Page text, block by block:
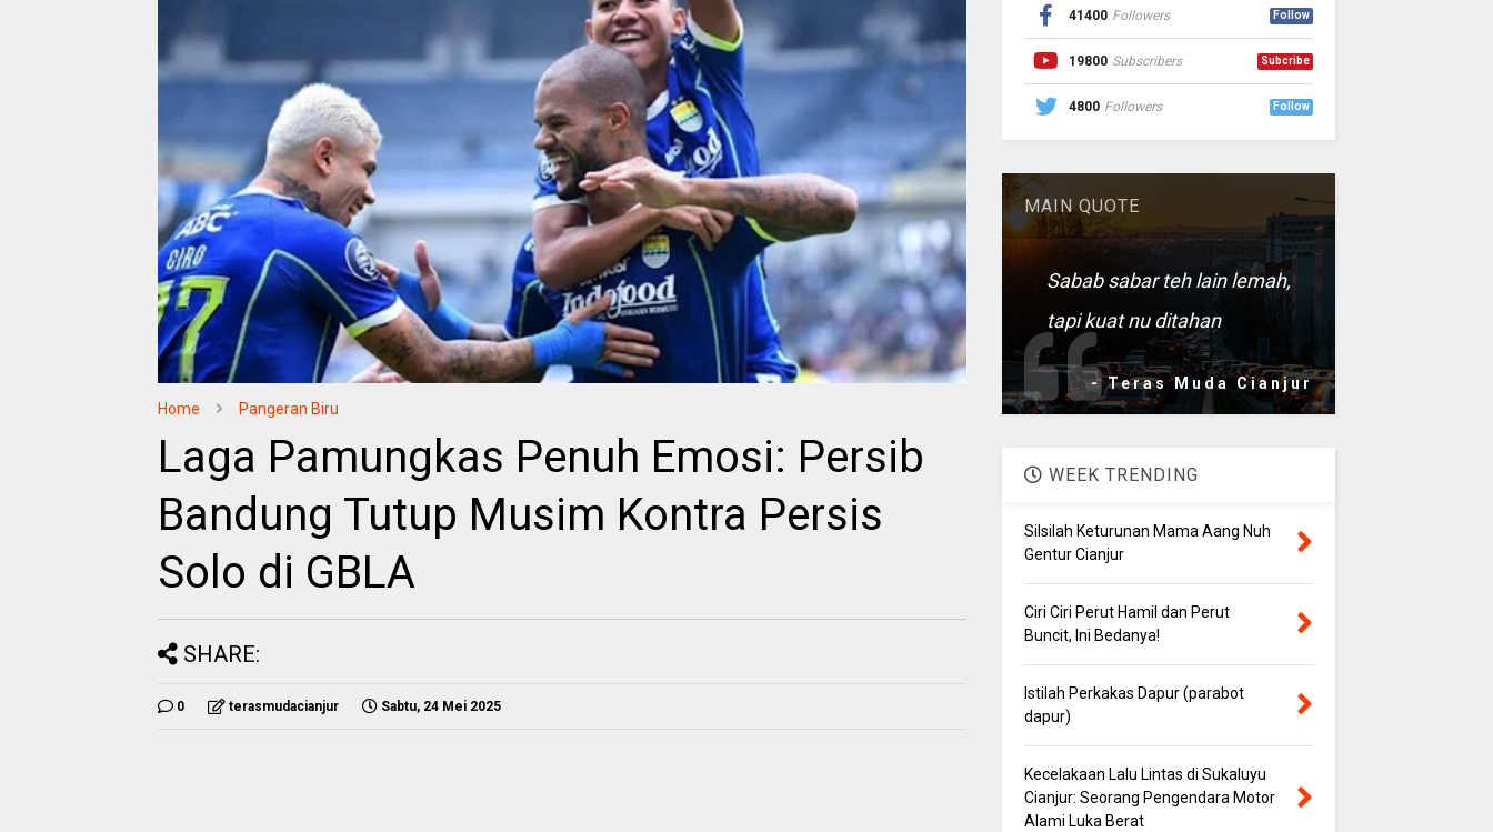
Home Pangeran Biru
Laga Pamungkas Penuh Emosi: Persib
Bandung Tutup Musim Kontra Persis
Solo di GBLA
SHARE:
0 terasmudacianjur Sabtu, 24 Mei 2025
41400 Followers Follow
19800 Subscribers Subcribe
4800 Followers Follow
MAIN QUOTE
Sabab sabar teh lain lemah,
tapi kuat nu ditahan
- Teras Muda Cianjur
WEEK TRENDING
Silsilah Keturunan Mama Aang Nuh
Gentur Cianjur
Ciri Ciri Perut Hamil dan Perut
Buncit, Ini Bedanya!
Istilah Perkakas Dapur (parabot
dapur)
Kecelakaan Lalu Lintas di Sukaluyu
Cianjur: Seorang Pengendara Motor
Alami Luka Berat